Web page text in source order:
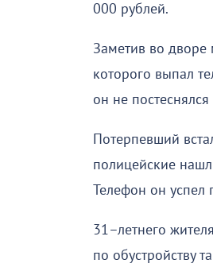
000 рублей.
Заметив во дворе
которого выпал
он не
Потерпевший
полицейские
Телефон он успел
31–летнего
по обустройству